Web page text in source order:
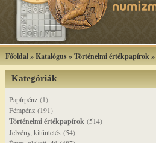
Főoldal»Katalógus»Történelmi értékpapírok»
Kategóriák
Papírpénz (1)
Fémpénz (191)
Történelmi értékpapírok (514)
Jelvény, kitüntetés (54)